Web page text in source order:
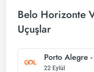
Belo Horizonte
Uçuşlar
Porto Alegre
22 Eylül